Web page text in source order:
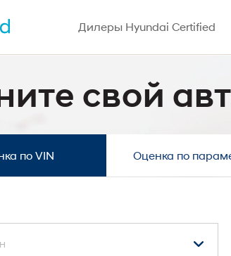
Дилеры Hyundai Certified
свой
по VIN Оценка по